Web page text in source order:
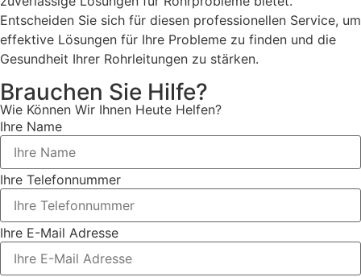
Entscheiden Sie sich für diesen professionellen Service, um
effektive Lösungen für Ihre Probleme zu finden und die
Gesundheit Ihrer Rohrleitungen zu stärken.
Brauchen Sie Hilfe?
Wie Können Wir Ihnen Heute Helfen?
Ihre Name
Ihre Telefonnummer
Ihre E-Mail Adresse